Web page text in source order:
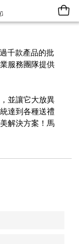
千款產品的批
服務團隊提供
並讓它大放異
達到各種送禮
解決方案！馬